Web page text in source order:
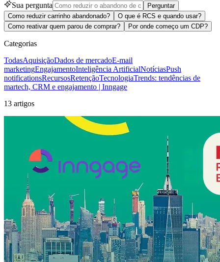
Sua pergunta
Perguntar
Como reduzir carrinho abandonado?
O que é RCS e quando usar?
Como reativar quem parou de comprar?
Por onde começo um CDP?
Categorias
TodasAquisiçãoDados de mercadoE-mail
marketingEngajamentoInteligência ArtificialNotíciasPush
notificationsRecursosRetençãoTecnologiaTrends: tendências de
martech, CRM e engajamento | Inngage
13 artigos